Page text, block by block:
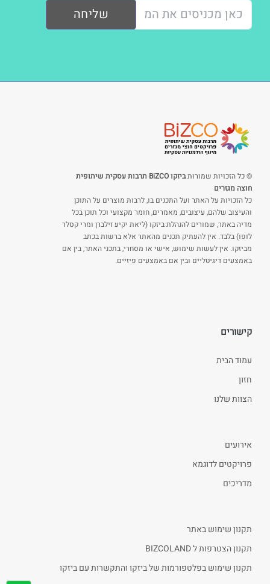
שליחה
© כל הזכויות שמורות
ביזקו BiZCO תרבות עסקית שיתופית
חוצה מגזרים
כל הזכויות על האתר ועל התכנים בו, לרבות מוצרים על התוכן
והעיצוב שלהם, עיצובים, מאמרים, חומר מקצועי וכל תוכן בכל
מדיה באתר, שמורים להנהלת ביזקו (ליאת יקיע זילברן ומרי קסלר
לופו) בלבד. אין להעתיק תכנים מהאתר אלא ברשות בכתב
מביזקו. אין לעשות שימוש, אישי או מסחרי, בתכני האתר, בין אם
באמצעים דיגיטליים ובין אם באמצעים פיזיים.
קישורים
עמוד הבית
חזון
הצוות שלנו
אירועים
פרויקטים לדוגמא
מדריכים
תקנון שימוש באתר
תקנון הצטרפות ל BIZCOLAND
תקנון שימוש בפלטפורמות של ביזקו והתקשרות עם ביזקו